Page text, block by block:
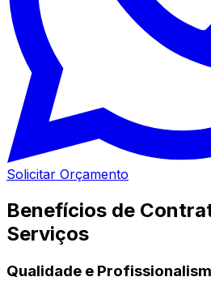
Solicitar Orçamento
Benefícios de
Serviços
Qualidade e